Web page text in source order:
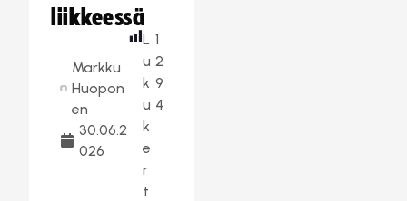
liikkeessä
Markku
Huopon
en
30.06.2
026
L
u
k
u
k
e
r
t
1
2
9
4